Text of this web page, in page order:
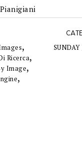
,
Ricerca,
Image,
,
SUNDAY